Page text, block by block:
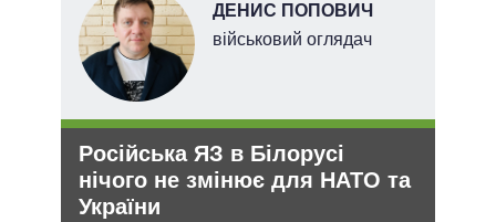
ДЕНИС ПОПОВИЧ
військовий оглядач
Російська ЯЗ в Білорусі
нічого не змінює для НАТО та
України